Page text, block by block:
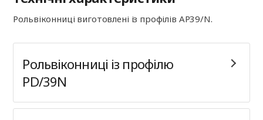
Рольвіконниці виготовлені із профілів AP39/N.
Рольвіконниці із профілю
PD/39N